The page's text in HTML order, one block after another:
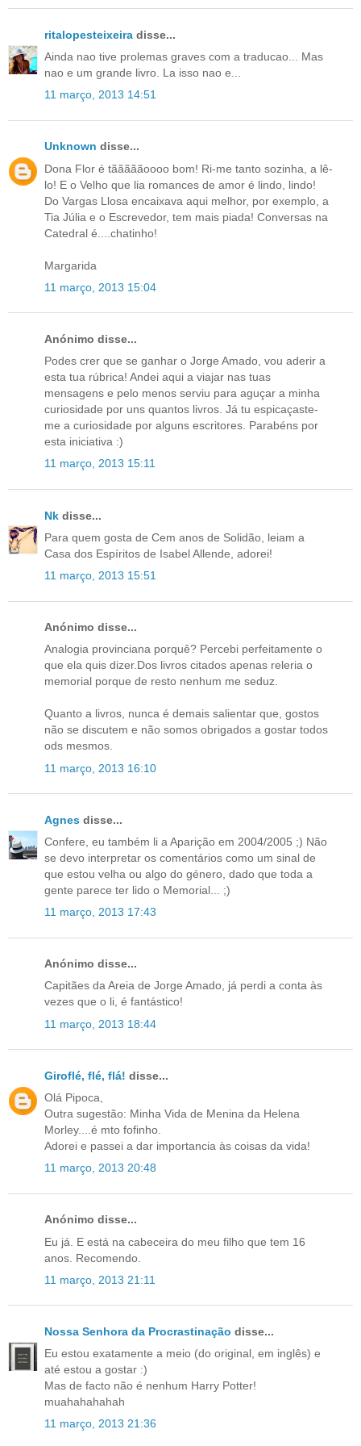
ritalopesteixeira disse...
Ainda nao tive prolemas graves com a traducao... Mas
nao e um grande livro. La isso nao e...
11 março, 2013 14:51
Unknown disse...
Dona Flor é tãããããoooo bom! Ri-me tanto sozinha, a lê-
lo! E o Velho que lia romances de amor é lindo, lindo!
Do Vargas Llosa encaixava aqui melhor, por exemplo, a
Tia Júlia e o Escrevedor, tem mais piada! Conversas na
Catedral é....chatinho!
Margarida
11 março, 2013 15:04
Anónimo disse...
Podes crer que se ganhar o Jorge Amado, vou aderir a
esta tua rúbrica! Andei aqui a viajar nas tuas
mensagens e pelo menos serviu para aguçar a minha
curiosidade por uns quantos livros. Já tu espicaçaste-
me a curiosidade por alguns escritores. Parabéns por
esta iniciativa :)
11 março, 2013 15:11
Nk disse...
Para quem gosta de Cem anos de Solidão, leiam a
Casa dos Espíritos de Isabel Allende, adorei!
11 março, 2013 15:51
Anónimo disse...
Analogia provinciana porquê? Percebi perfeitamente o
que ela quis dizer.Dos livros citados apenas releria o
memorial porque de resto nenhum me seduz.
Quanto a livros, nunca é demais salientar que, gostos
não se discutem e não somos obrigados a gostar todos
ods mesmos.
11 março, 2013 16:10
Agnes disse...
Confere, eu também li a Aparição em 2004/2005 ;) Não
se devo interpretar os comentários como um sinal de
que estou velha ou algo do género, dado que toda a
gente parece ter lido o Memorial... ;)
11 março, 2013 17:43
Anónimo disse...
Capitães da Areia de Jorge Amado, já perdi a conta às
vezes que o li, é fantástico!
11 março, 2013 18:44
Giroflé, flé, flá! disse...
Olá Pipoca,
Outra sugestão: Minha Vida de Menina da Helena
Morley....é mto fofinho.
Adorei e passei a dar importancia às coisas da vida!
11 março, 2013 20:48
Anónimo disse...
Eu já. E está na cabeceira do meu filho que tem 16
anos. Recomendo.
11 março, 2013 21:11
Nossa Senhora da Procrastinação disse...
Eu estou exatamente a meio (do original, em inglês) e
até estou a gostar :)
Mas de facto não é nenhum Harry Potter!
muahahahahah
11 março, 2013 21:36